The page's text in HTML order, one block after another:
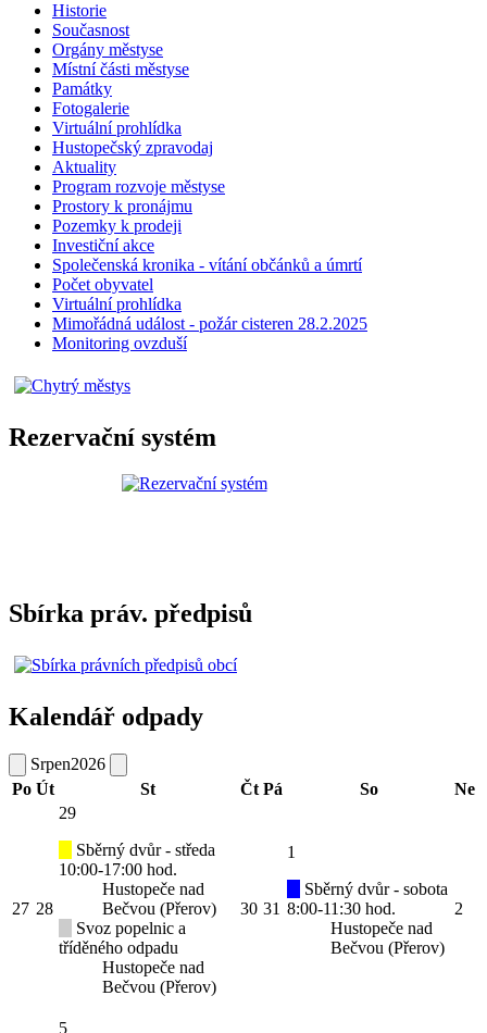
Historie
Současnost
Orgány městyse
Místní části městyse
Památky
Fotogalerie
Virtuální prohlídka
Hustopečský zpravodaj
Aktuality
Program rozvoje městyse
Prostory k pronájmu
Pozemky k prodeji
Investiční akce
Společenská kronika - vítání občánků a úmrtí
Počet obyvatel
Virtuální prohlídka
Mimořádná událost - požár cisteren 28.2.2025
Monitoring ovzduší
Rezervační systém
Sbírka práv. předpisů
Kalendář odpady
Srpen2026
Po Út St Čt Pá So Ne
27 28
29
Sběrný dvůr - středa
10:00-17:00 hod.
Hustopeče nad
Bečvou (Přerov)
Svoz popelnic a
tříděného odpadu
Hustopeče nad
Bečvou (Přerov)
30 31
1
Sběrný dvůr - sobota
8:00-11:30 hod.
Hustopeče nad
Bečvou (Přerov)
2
5